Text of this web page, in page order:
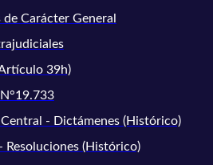
de Carácter General
39h)
- Dictámenes (Histórico)
Resoluciones (Histórico)